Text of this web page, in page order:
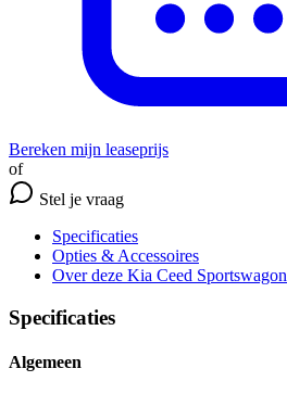
Bereken mijn leaseprijs
of
Stel je vraag
Specificaties
Opties & Accessoires
Over deze Kia Ceed Sportswagon
Specificaties
Algemeen